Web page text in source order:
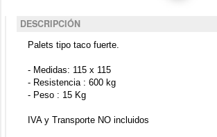
DESCRIPCIÓN
Palets tipo taco fuerte.
- Medidas: 115 x 115
- Resistencia : 600 kg
- Peso : 15 Kg
IVA y Transporte NO incluidos